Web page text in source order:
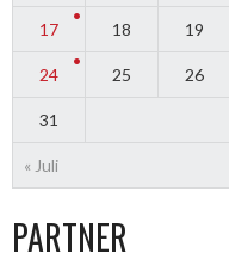
« Juli
17 18 19
24 25 26
31
PARTNER